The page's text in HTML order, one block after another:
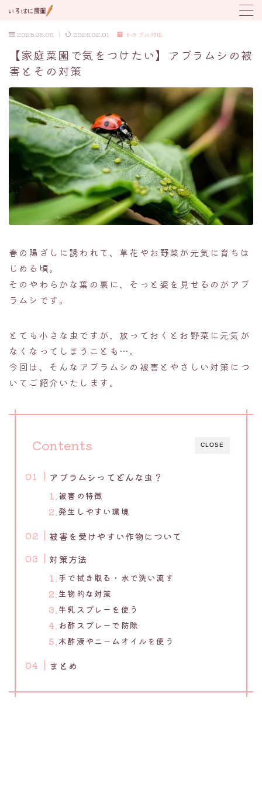
トラブル対応
植付け時期カレンダー
2025.05.06 2026.02.01 トラブル対応
【家庭菜園で気をつけたい】アブラムシの被
害とその対策
春の陽ざしに誘われて、草花やお野菜が元気に育ちは
じめる頃。
そのやわらかな葉の裏に、そっと姿を見せるのがアブ
ラムシです。
とても小さな虫ですが、放っておくとお野菜に元気が
なくなってしまうことも…。
今回は、そんなアブラムシの被害とやさしい対策につ
いてご紹介いたします。
CLOSE
Contents
アブラムシってどんな虫？
被害の特徴
発生しやすい環境
被害を受けやすい作物について
対策方法
手で拭き取る・水で洗い流す
生物的な対策
牛乳スプレーを使う
お酢スプレーで防除
木酢液やニームオイルを使う
まとめ